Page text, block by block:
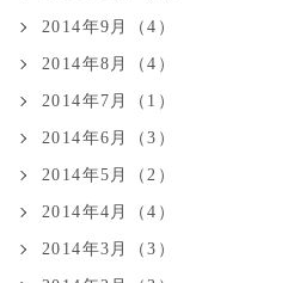
2014年9月（4）
2014年8月（4）
2014年7月（1）
2014年6月（3）
2014年5月（2）
2014年4月（4）
2014年3月（3）